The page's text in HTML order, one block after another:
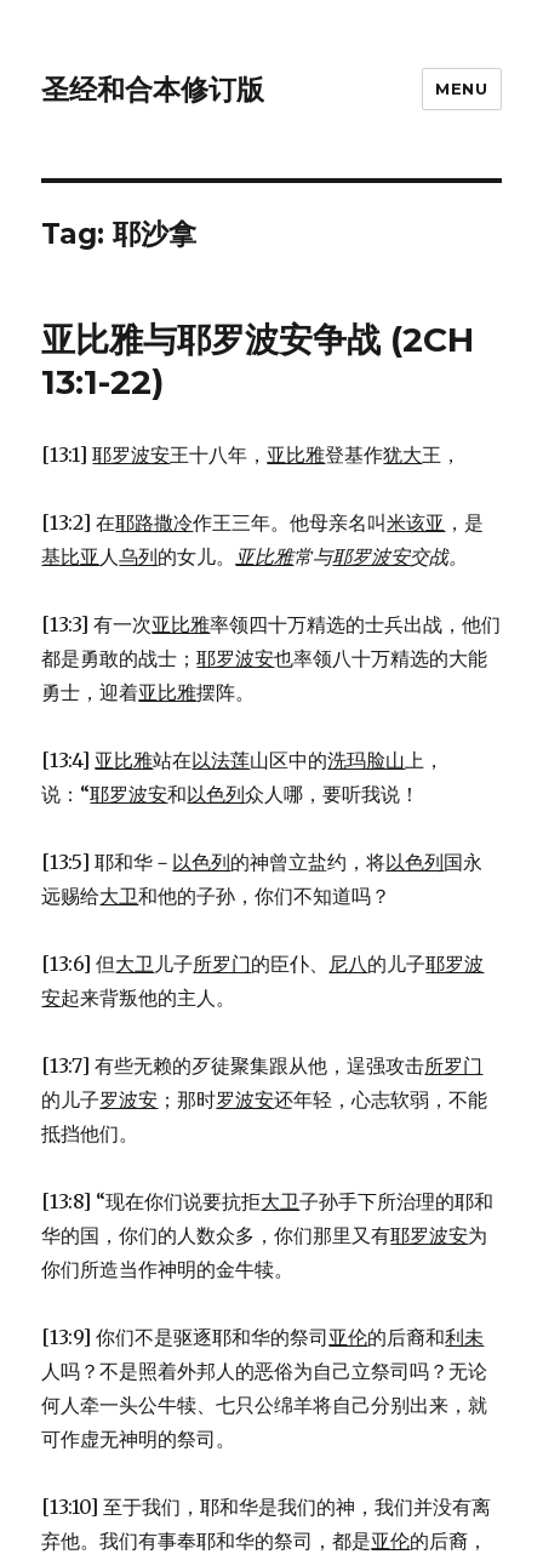
圣经和合本修订版 MENU
Tag: 耶沙拿
亚比雅与耶罗波安争战 (2CH
13:1-22)
[13:1]耶罗波安王十八年， 亚比雅登基作犹大王，
[13:2] 在耶路撒冷作王三年。他母亲名叫米该亚 ，是
基比亚 人乌列的女儿。 亚比雅常与耶罗波安交战。
[13:3] 有一次亚比雅率领四十万精选的士兵出战，他们
都是勇敢的战士；耶罗波安也率领八十万精选的大能
勇士，迎着亚比雅摆阵。
[13:4] 亚比雅站在以法莲山区中的洗玛脸山上，
说：“耶罗波安和以色列众人哪，要听我说！
[13:5] 耶和华－ 以色列的神曾立盐约，将以色列国永
远赐给大卫和他的子孙，你们不知道吗？
[13:6] 但大卫 儿子所罗门的臣仆、 尼八的儿子耶罗波
安起来背叛他的主人。
[13:7] 有些无赖的歹徒聚集跟从他，逞强攻击所罗门
的儿子罗波安 ；那时罗波安还年轻，心志软弱，不能
抵挡他们。
[13:8] “现在你们说要抗拒大卫子孙手下所治理的耶和
华的国，你们的人数众多，你们那里又有耶罗波安为
你们所造当作神明的金牛犊。
[13:9] 你们不是驱逐耶和华的祭司亚伦的后裔和利未
人吗？不是照着外邦人的恶俗为自己立祭司吗？无论
何人牵一头公牛犊、七只公绵羊将自己分别出来，就
可作虚无神明的祭司。
[13:10] 至于我们，耶和华是我们的神，我们并没有离
弃他。我们有事奉耶和华的祭司，都是亚伦的后裔，